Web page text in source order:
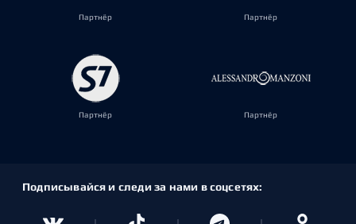
Партнёр Партнёр
Партнёр Партнёр
Подписывайся и следи за нами в соцсетях: